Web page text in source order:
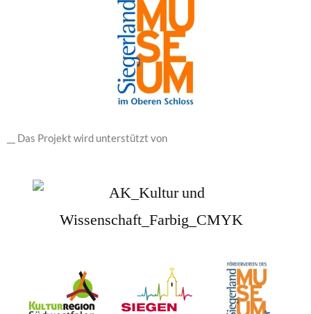
__ Das Projekt wird unterstützt von